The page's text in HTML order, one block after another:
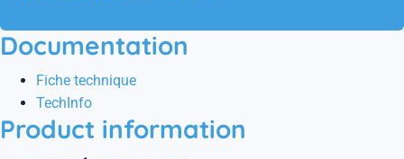
Documentation
Fiche technique
TechInfo
Product information